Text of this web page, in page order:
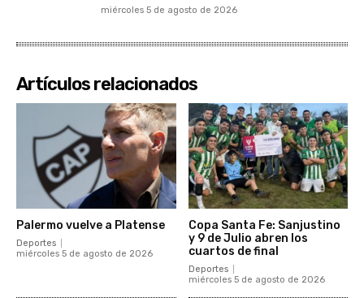
miércoles 5 de agosto de 2026
Artículos relacionados
Palermo vuelve a Platense
Deportes
miércoles 5 de agosto de 2026
Copa Santa Fe: Sanjustino
y 9 de Julio abren los
cuartos de final
Deportes
miércoles 5 de agosto de 2026